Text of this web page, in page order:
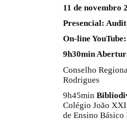
11 de novembro
Presencial:
On-line
9h30min
Conselho
Rodrigues
9h45min
Colégio João
de Ensino